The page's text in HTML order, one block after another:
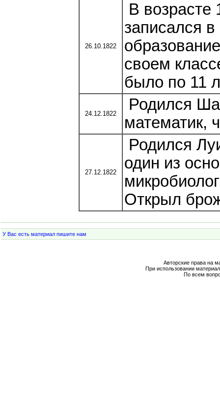
26.10.1822
В возрасте
записался
своем
было по 11
24.12.1822
Родился
математик,
27.12.1822
Родился
один из
Открыл
У Вас есть материал пишите нам
Авторские права на
При использовании
По всем